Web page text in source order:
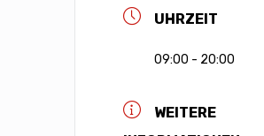
UHRZEIT
09:00 - 20:00
WEITERE